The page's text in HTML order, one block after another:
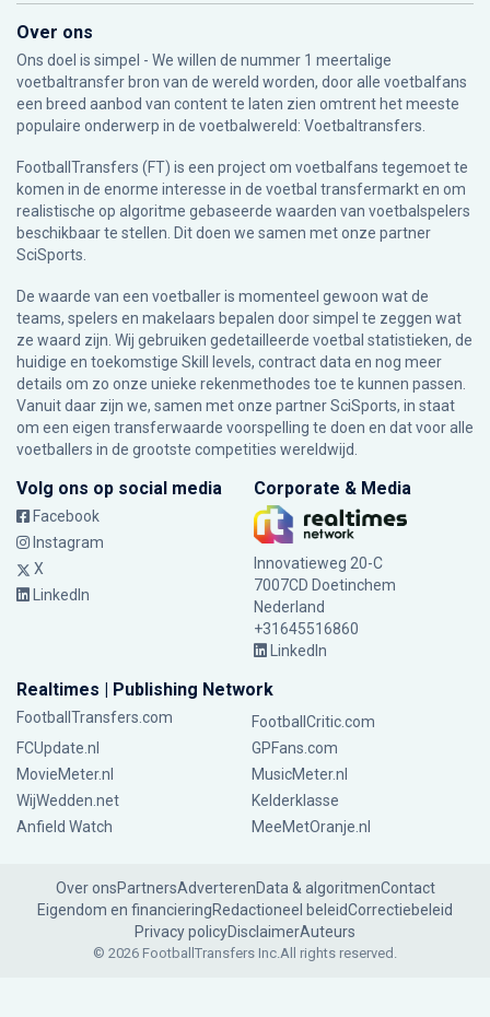
Over ons
Ons doel is simpel - We willen de nummer 1 meertalige
voetbaltransfer bron van de wereld worden, door alle voetbalfans
een breed aanbod van content te laten zien omtrent het meeste
populaire onderwerp in de voetbalwereld: Voetbaltransfers.
FootballTransfers (FT) is een project om voetbalfans tegemoet te
komen in de enorme interesse in de voetbal transfermarkt en om
realistische op algoritme gebaseerde waarden van voetbalspelers
beschikbaar te stellen. Dit doen we samen met onze partner
SciSports
De waarde van een voetballer is momenteel gewoon wat de
teams, spelers en makelaars bepalen door simpel te zeggen wat
ze waard zijn. Wij gebruiken gedetailleerde voetbal statistieken, de
huidige en toekomstige Skill levels, contract data en nog meer
details om zo onze unieke rekenmethodes toe te kunnen passen.
Vanuit daar zijn we, samen met onze partner SciSports, in staat
om een eigen transferwaarde voorspelling te doen en dat voor alle
voetballers in de grootste competities wereldwijd.
Volg ons op social media
Facebook
Instagram
X
LinkedIn
Corporate & Media
Innovatieweg 20-C
7007CD Doetinchem
Nederland
+31645516860
LinkedIn
Realtimes | Publishing Network
FootballTransfers.com
FootballCritic.com
FCUpdate.nl
GPFans.com
MovieMeter.nl
MusicMeter.nl
WijWedden.net
Kelderklasse
Anfield Watch
MeeMetOranje.nl
Over onsPartnersAdverterenData & algoritmenContact
Eigendom en financieringRedactioneel beleidCorrectiebeleid
Privacy policyDisclaimerAuteurs
© 2026 FootballTransfers Inc.All rights reserved.